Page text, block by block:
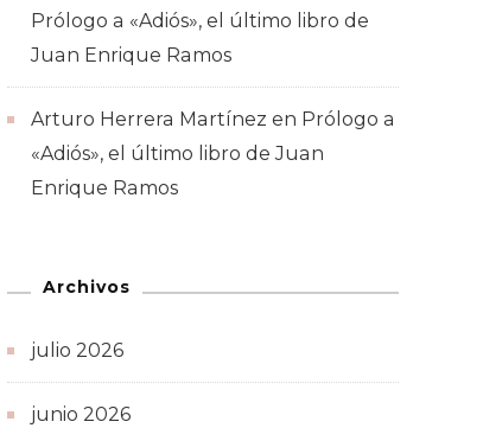
Prólogo a «Adiós», el último libro de
Juan Enrique Ramos
Arturo Herrera Martínez en Prólogo a
«Adiós», el último libro de Juan
Enrique Ramos
Archivos
julio 2026
junio 2026